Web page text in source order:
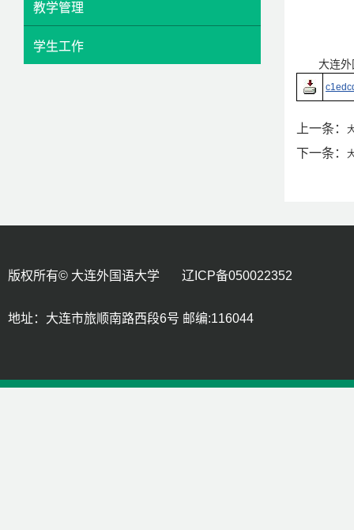
教学管理
学生工作
大连
上一条：
下一条：
版权所有© 大连外国语大学 辽ICP备050022352
地址：大连市旅顺南路西段6号 邮编:116044